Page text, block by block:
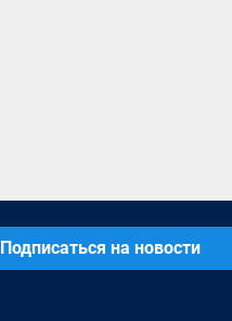
Подписаться на новости